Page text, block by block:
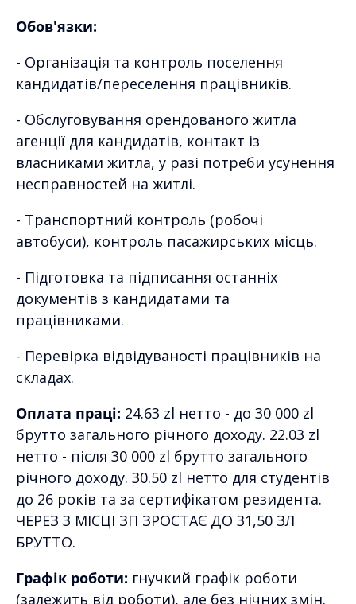
Обов'язки:
- Організація та контроль поселення
кандидатів/переселення працівників.
- Обслуговування орендованого житла
агенції для кандидатів, контакт із
власниками житла, у разі потреби усунення
несправностей на житлі.
- Транспортний контроль (робочі
автобуси), контроль пасажирських місць.
- Підготовка та підписання останніх
документів з кандидатами та
працівниками.
- Перевірка відвідуваності працівників на
складах.
Оплата праці: 24.63 zl нетто - до 30 000 zl
брутто загального річного доходу. 22.03 zl
нетто - після 30 000 zl брутто загального
річного доходу. 30.50 zl нетто для студентів
до 26 років та за сертифікатом резидента.
ЧЕРЕЗ 3 МІСЦІ ЗП ЗРОСТАЄ ДО 31,50 ЗЛ
БРУТТО.
Графік роботи: гнучкий графік роботи
(залежить від роботи), але без нічних змін.